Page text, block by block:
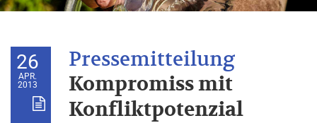
26
APR.
2013
Kompromiss mit
Konfliktpotenzial